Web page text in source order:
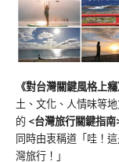
《對台灣關鍵風格上癮
土、文化、人情味等
的 <台灣旅行關鍵指南
同時由衷稱道「哇！
灣旅行！」